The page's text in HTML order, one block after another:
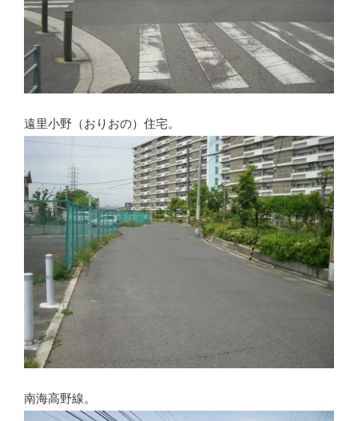
遠里小野（おりおの）住宅。
南海高野線。